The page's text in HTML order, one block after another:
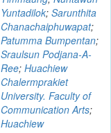
Yuntadilok; Sarunthita
Chanachaiphuwapat;
Patumma Bumpentan;
Sraulsun Podjana-A-
Ree; Huachiew
Chalermprakiet
University. Faculty of
Communication Arts;
Huachiew